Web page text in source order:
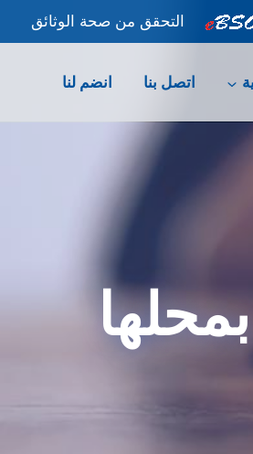
التحقق من صحة الوثائق
اتصل بنا انضم لنا